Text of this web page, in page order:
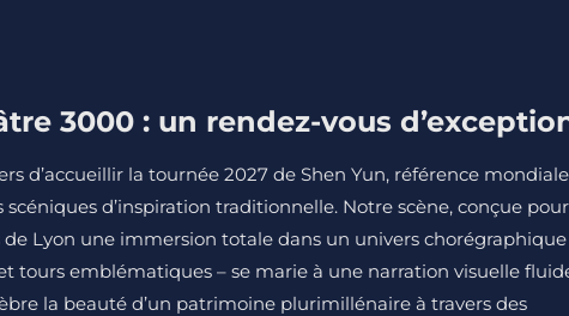
3000 : un rendez-vous
d’accueillir la tournée 2027 de Shen Yun, référence mondiale
d’inspiration traditionnelle. Notre scène, conçue pour
Lyon une immersion totale dans un univers chorégraphique
tours emblématiques – se marie à une narration visuelle
la beauté d’un patrimoine plurimillénaire à travers des